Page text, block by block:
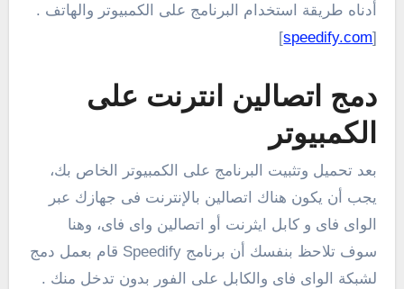
أدناه طريقة استخدام البرنامج على الكمبيوتر والهاتف .
[
speedify.com
]
دمج اتصالين انترنت على
الكمبيوتر
بعد تحميل وتثبيت البرنامج على الكمبيوتر الخاص بك،
يجب أن يكون هناك اتصالين بالإنترنت فى جهازك عبر
الواى فاى و كابل ايثرنت أو اتصالين واى فاى، وهنا
سوف تلاحظ بنفسك أن برنامج Speedify قام بعمل دمج
لشبكة الواى فاى والكابل على الفور بدون تدخل منك .